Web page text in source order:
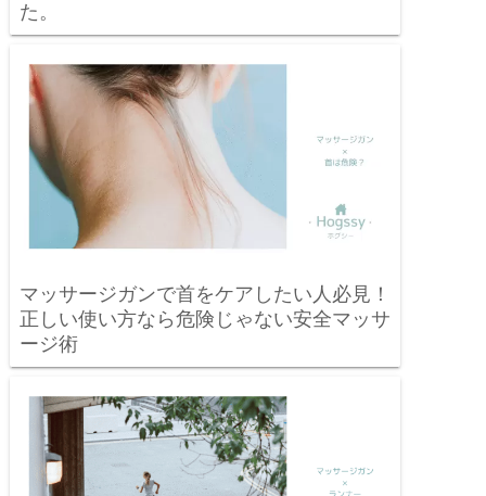
た。
マッサージガンで首をケアしたい人必見！
正しい使い方なら危険じゃない安全マッサ
ージ術